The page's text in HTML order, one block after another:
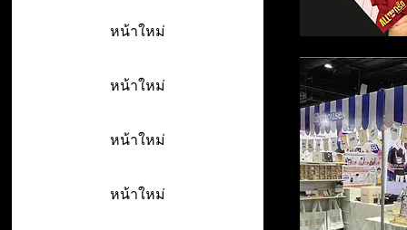
หน้าใหม่
หน้าใหม่
หน้าใหม่
หน้าใหม่